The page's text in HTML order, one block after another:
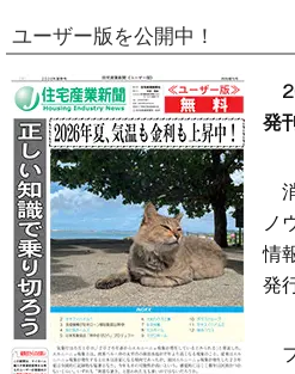
ユーザー版を公開中！
発
ノ
情
発